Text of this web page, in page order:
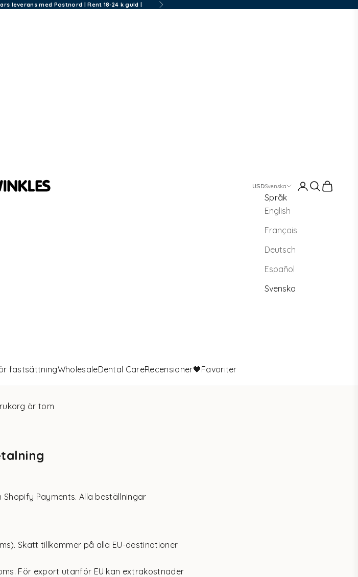
leverans med Postnord | Rent 18-24 k guld | Nästa
Dental Jewelry
fastsättningWholesaleDental CareRecensioner🖤Favoriter
Svenska
Språk
English
Français
Deutsch
Español
Svenska
Logga in
Sök
är tom
Payments. Alla beställningar
Skatt tillkommer på alla EU-destinationer
För export utanför EU kan extrakostnader